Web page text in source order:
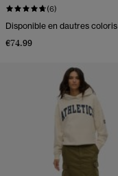
(6)
Disponible en dautres coloris
€74.99